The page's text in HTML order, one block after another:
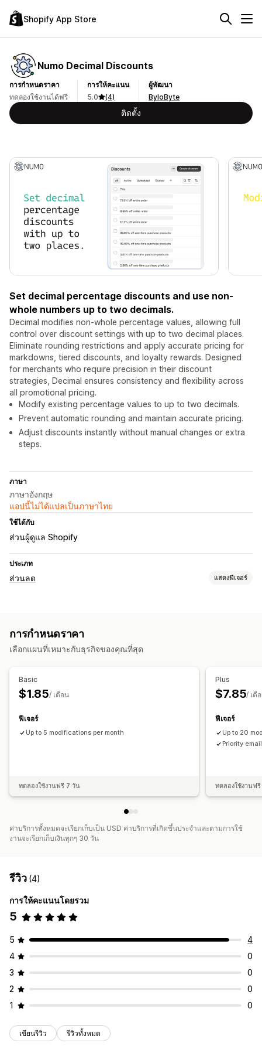
Shopify App Store
Numo Decimal Discounts
การกำหนดราคา
ทดลองใช้งานได้ฟรี
การให้คะแนน
5.0
(4)
ผู้พัฒนา
ByloByte
ติดตั้ง
Set decimal percentage discounts and use non-
whole numbers up to two decimals.
Decimal modifies non-whole percentage values, allowing full
control over discount settings with up to two decimal places.
Eliminate rounding restrictions and apply accurate pricing for
markdowns, tiered discounts, and loyalty rewards. Designed
for merchants who require precision in their discount
strategies, Decimal ensures consistency and flexibility across
all promotional pricing.
Modify existing percentage values to up to two decimals.
Prevent automatic rounding and maintain accurate pricing.
Adjust discounts instantly without manual changes or extra
steps.
ภาษา
ภาษาอังกฤษ
แอปนี้ไม่ได้แปลเป็นภาษาไทย
ใช้ได้กับ
ส่วนผู้ดูแล Shopify
ประเภท
ส่วนลด แสดงฟีเจอร์
การกำหนดราคา
เลือกแผนที่เหมาะกับธุรกิจของคุณที่สุด
Basic
$1.85/ เดือน
ฟีเจอร์
Up to 5 modifications per month
ทดลองใช้งานฟรี 7 วัน
Plus
$7.85/ เดื
ฟีเจอร์
Up to 20
Priority
ทดลองใช้งานฟ
ค่าบริการทั้งหมดจะเรียกเก็บเป็น USD ค่าบริการที่เกิดขึ้นประจำและตามการใช้
งานจะเรียกเก็บเงินทุกๆ 30 วัน
รีวิว (4)
การให้คะแนนโดยรวม
5
5
4
4
0
3
0
2
0
1
0
เขียนรีวิว รีวิวทั้งหมด